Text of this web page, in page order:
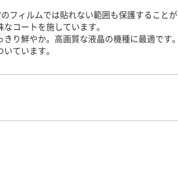
フィルムでは貼れない範囲も保護することが
コートを施しています。
り鮮やか。高画質な液晶の機種に最適です。
ています。